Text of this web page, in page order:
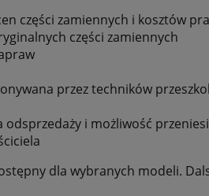
części zamiennych i kosztów
części zamiennych
przez techników
odsprzedaży i możliwość
dla wybranych modeli.